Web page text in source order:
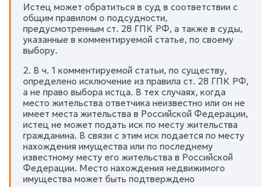
Истец может обратиться в суд в соответствии с
общим правилом о подсудности,
предусмотренным ст. 28 ГПК РФ, а также в суды,
указанные в комментируемой статье, по своему
выбору.
2. В ч. 1 комментируемой статьи, по существу,
определено исключение из правила ст. 28 ГПК РФ,
а не право выбора истца. В тех случаях, когда
место жительства ответчика неизвестно или он не
имеет места жительства в Российской Федерации,
истец не может подать иск по месту жительства
гражданина. В связи с этим иск подается по месту
нахождения имущества или по последнему
известному месту его жительства в Российской
Федерации. Место нахождения недвижимого
имущества может быть подтверждено